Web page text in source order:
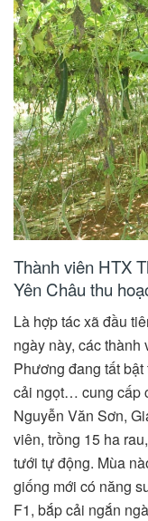
Thành viên HTX
Yên Châu thu
Là hợp tác xã đầu
ngày này, các
Phương đang tất
cải ngọt… cung cấp
Nguyễn Văn Sơn,
viên, trồng 15 ha
tưới tự động. Mùa
giống mới có năng
F1, bắp cải ngắn